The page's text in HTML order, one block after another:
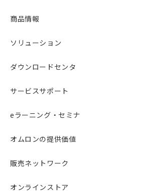
商品情報
ソリューション
ダウンロードセンタ
サービスサポート
eラーニング・セミナ
オムロンの提供価値
販売ネットワーク
オンラインストア